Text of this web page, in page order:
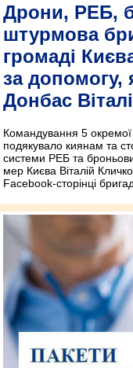
Дрони, РЕБ,
штурмова
громаді
за допомогу,
Донбас
Командування 5 окремої
подякувало киянам та
системи РЕБ та
мер Києва Віталій
Facebook-сторінці